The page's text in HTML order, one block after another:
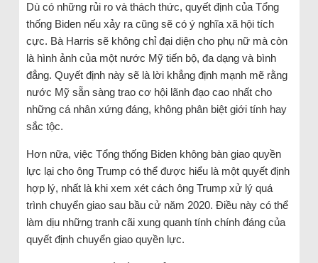
Dù có những rủi ro và thách thức, quyết định của Tổng
thống Biden nếu xảy ra cũng sẽ có ý nghĩa xã hội tích
cực. Bà Harris sẽ không chỉ đại diện cho phụ nữ mà còn
là hình ảnh của một nước Mỹ tiến bộ, đa dạng và bình
đẳng. Quyết định này sẽ là lời khẳng định mạnh mẽ rằng
nước Mỹ sẵn sàng trao cơ hội lãnh đạo cao nhất cho
những cá nhân xứng đáng, không phân biệt giới tính hay
sắc tộc.
Hơn nữa, việc Tổng thống Biden không bàn giao quyền
lực lại cho ông Trump có thể được hiểu là một quyết định
hợp lý, nhất là khi xem xét cách ông Trump xử lý quá
trình chuyển giao sau bầu cử năm 2020. Điều này có thể
làm dịu những tranh cãi xung quanh tính chính đáng của
quyết định chuyển giao quyền lực.